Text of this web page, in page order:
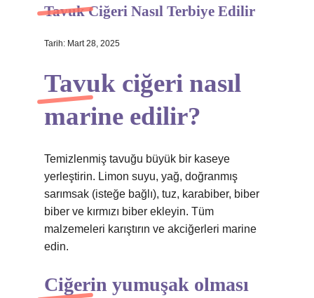
Hakkımızda
Tavuk Ciğeri Nasıl Terbiye Edilir
Tarih: Mart 28, 2025
Tavuk ciğeri nasıl
marine edilir?
Temizlenmiş tavuğu büyük bir kaseye
yerleştirin. Limon suyu, yağ, doğranmış
sarımsak (isteğe bağlı), tuz, karabiber, biber
biber ve kırmızı biber ekleyin. Tüm
malzemeleri karıştırın ve akciğerleri marine
edin.
Ciğerin yumuşak olması